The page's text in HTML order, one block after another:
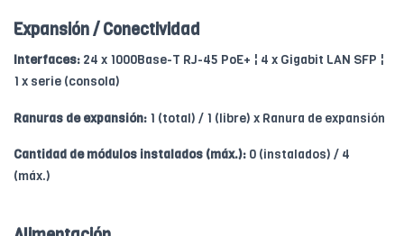
Expansión / Conectividad
Interfaces: 24 x 1000Base-T RJ-45 PoE+ ¦ 4 x Gigabit LAN SFP ¦
1 x serie (consola)
Ranuras de expansión: 1 (total) / 1 (libre) x Ranura de expansión
Cantidad de módulos instalados (máx.): 0 (instalados) / 4
(máx.)